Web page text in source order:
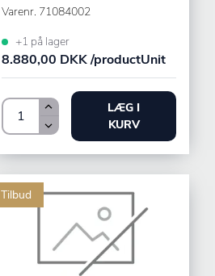
Varenr. 71084002
+1 på lager
8.880,00 DKK /productUnit
LÆG I
KURV
Tilbud